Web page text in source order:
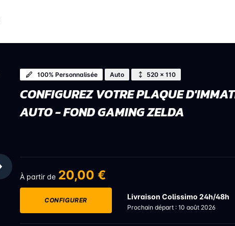
100% Personnalisée Auto 520 × 110
CONFIGUREZ VOTRE PLAQUE
AUTO - FOND GAMING ZELDA
À partir de 20,00 €
CONFIGURER Livraison Colissimo 24h/48h
Prochain départ : 10 août 2026